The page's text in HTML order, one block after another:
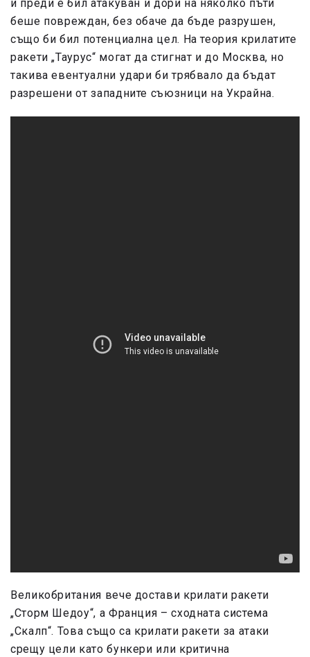
и преди е бил атакуван и дори на няколко пъти
беше повреждан, без обаче да бъде разрушен,
също би бил потенциална цел. На теория крилатите
ракети „Таурус“ могат да стигнат и до Москва, но
такива евентуални удари би трябвало да бъдат
разрешени от западните съюзници на Украйна.
Великобритания вече достави крилати ракети
„Сторм Шедоу“, а Франция – сходната система
„Скалп“. Това също са крилати ракети за атаки
срещу цели като бункери или критична